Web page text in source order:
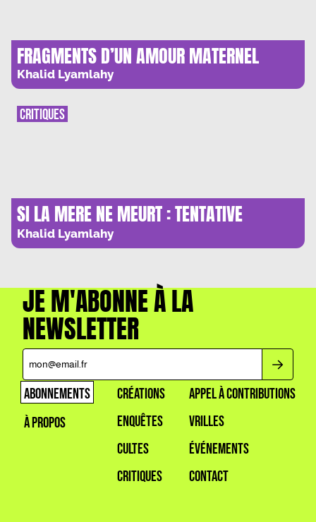
FRAGMENTS D’UN AMOUR MATERNEL
Khalid Lyamlahy
SI LA MERE NE MEURT : TENTATIVE
AUTOBIOGRAPHIQUE
Khalid Lyamlahy
CRITIQUES
JE M'ABONNE À LA
NEWSLETTER
ABONNEMENTS
À PROPOS
CRÉATIONS
ENQUÊTES
CULTES
CRITIQUES
APPEL À CONTRIBUTIONS
VRILLES
ÉVÉNEMENTS
CONTACT